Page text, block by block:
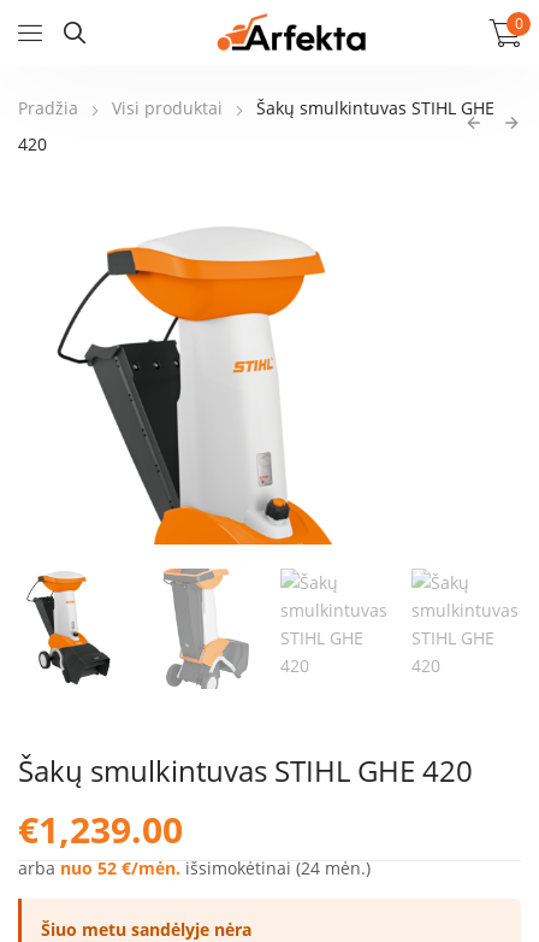
0
Pradžia Visi produktai
Šakų smulkintuvas STIHL GHE
420
Šakų smulkintuvas STIHL GHE 420
€1,239.00
arba nuo 52 €/mėn. išsimokėtinai (24 mėn.)
Šiuo metu sandėlyje nėra